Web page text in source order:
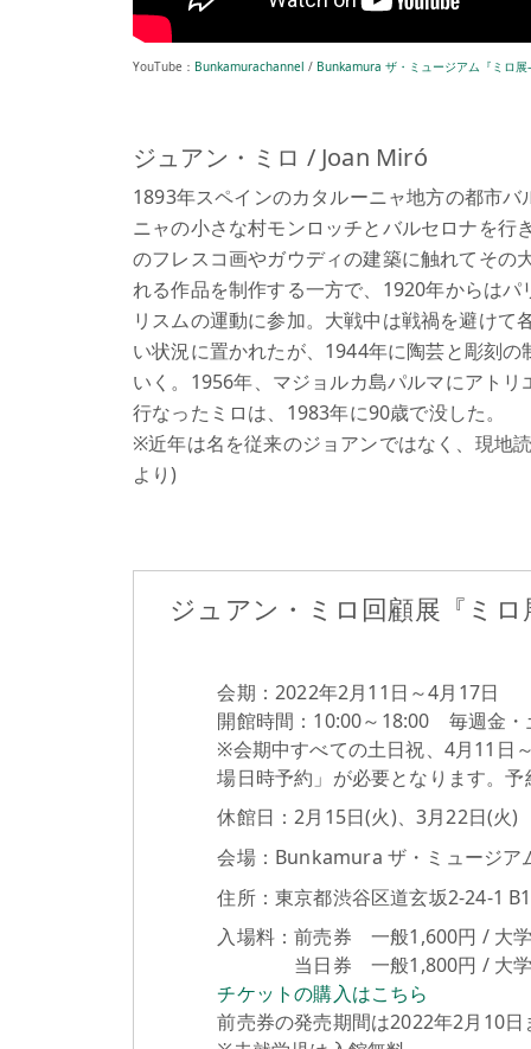
YouTube： Bunkamurachannel / Bunkamura ザ・ミュージアム『ミロ
ジュアン・ミロ / Joan Miró
1893年スペインのカタルーニャ地方の都市
ニャの小さな村モンロッチとバルセロナを
のフレスコ画やガウディの建築に触れてその
れる作品を制作する一方で、1920年からは
リスムの運動に参加。大戦中は戦禍を避け
い状況に置かれたが、1944年に陶芸と彫刻
いく。1956年、マジョルカ島パルマにアト
行なったミロは、1983年に90歳で没した。
※近年は名を従来のジョアンではなく、現地
より)
ジュアン・ミロ回顧展『ミ
会期：2022年2月11日～4月17日
開館時間：10:00～18:00 毎週金・
※会期中すべての土日祝、4月11日
場日時予約」が必要となります。
休館日：2月15日(火)、3月22日(火)
会場：Bunkamura ザ・ミュージア
住所：東京都渋谷区道玄坂2-24-1
入場料：前売券 一般1,600円 / 大
当日券 一般1,800円 / 大学・
チケットの購入はこちら
前売券の発売期間は2022年2月10日